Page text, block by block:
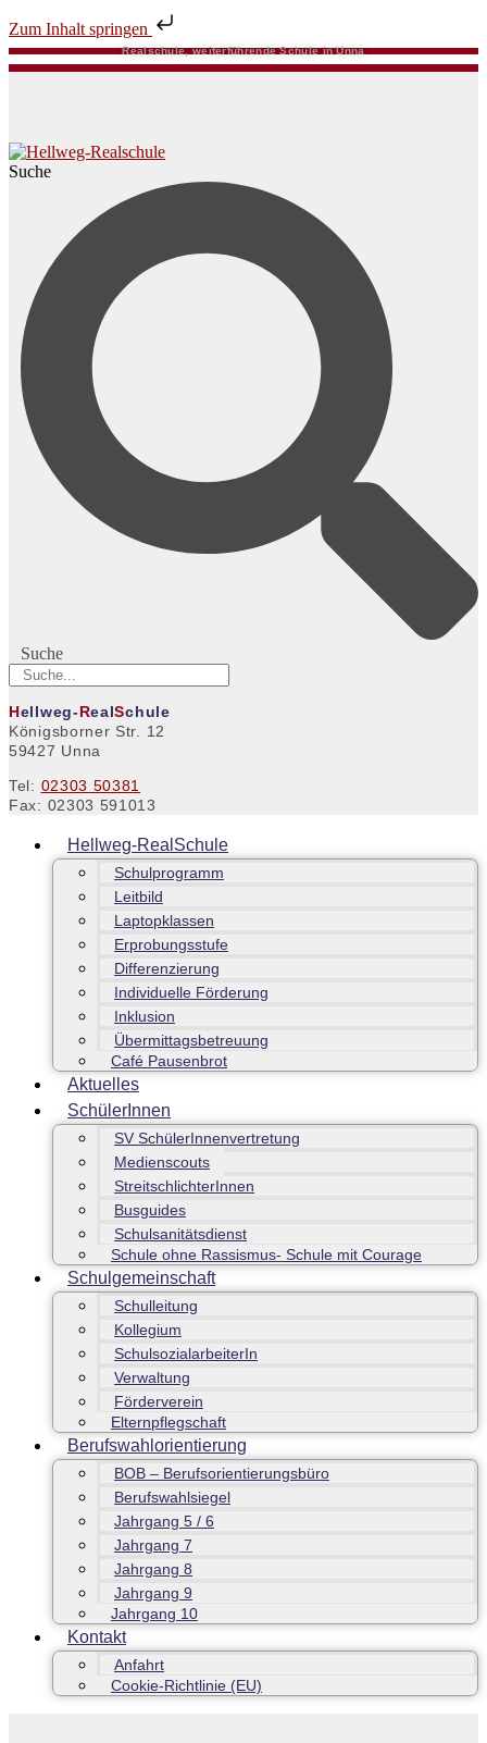
Zum Inhalt springen
Realschule, weiterführende Schule in Unna
Suche
Suche
Hellweg-RealSchule
Königsborner Str. 12
59427 Unna
Tel: 02303 50381
Fax: 02303 591013
Hellweg-RealSchule
Schulprogramm
Leitbild
Laptopklassen
Erprobungsstufe
Differenzierung
Individuelle Förderung
Inklusion
Übermittagsbetreuung
Café Pausenbrot
Aktuelles
SchülerInnen
SV SchülerInnenvertretung
Medienscouts
StreitschlichterInnen
Busguides
Schulsanitätsdienst
Schule ohne Rassismus- Schule mit Courage
Schulgemeinschaft
Schulleitung
Kollegium
SchulsozialarbeiterIn
Verwaltung
Förderverein
Elternpflegschaft
Berufswahlorientierung
BOB – Berufsorientierungsbüro
Berufswahlsiegel
Jahrgang 5 / 6
Jahrgang 7
Jahrgang 8
Jahrgang 9
Jahrgang 10
Kontakt
Anfahrt
Cookie-Richtlinie (EU)